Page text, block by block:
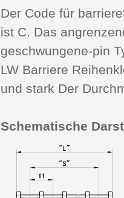
Der Code für
ist C. Das
geschwungene-pin
LW Barriere
und stark Der
Schematische